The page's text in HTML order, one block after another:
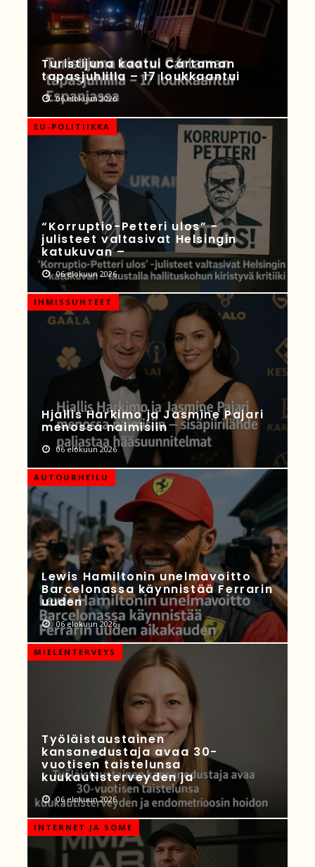
Turistijuna kaatui Cártaman
tapasjuhlilla – 17 loukkaantui
06 elokuun 2026
EU-POLITIIKKA
“Korruptio-Petteri ulos” -
julisteet valtasivat Helsingin
katukuvan –
06 elokuun 2026
IHMISSUHTEET
Hjallis Harkimo ja Jasmine Pajari
menossa naimisiin
06 elokuun 2026
AUTOURHEILU
Lewis Hamiltonin unelmavoitto
Barcelonassa käynnistää Ferrarin
uuden
06 elokuun 2026
MIELENTERVEYS
Työläistaustainen
kansanedustaja avaa 30-
vuotisen taistelunsa
kuukautisterveyden ja
06 elokuun 2026
INTERNET JA SOME